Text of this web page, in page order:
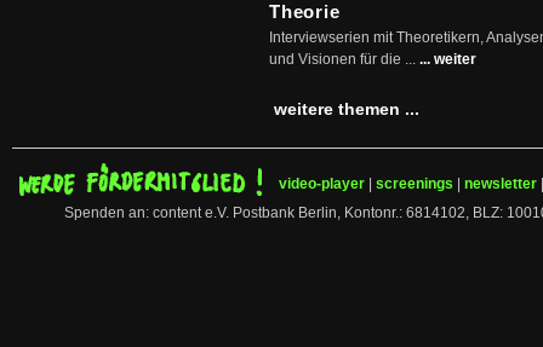
Theorie
Interviewserien mit Theoretikern,
und Visionen für die ... ... weiter
weitere themen ...
video-player screenings newsletter
Spenden an: content e.V. Postbank Berlin, Kontonr.: 6814102, BLZ: